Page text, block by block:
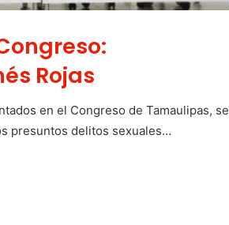
Rojas
en el Congreso de Tamaulipas, se
presuntos delitos sexuales…